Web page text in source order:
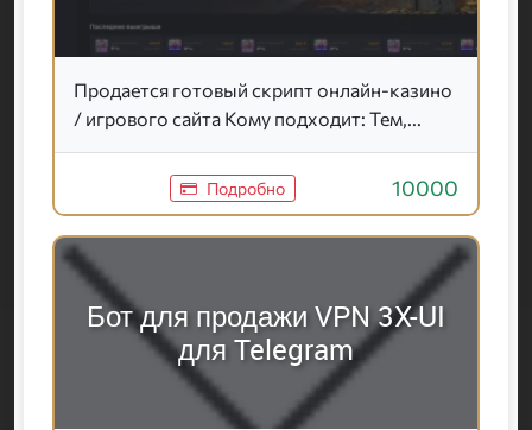
Продается готовый скрипт онлайн-казино
/ игрового сайта Кому подходит: Тем,...
Подробно 10000
Бот для продажи VPN 3X-UI
для Telegram